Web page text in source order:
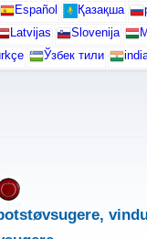
Español Қазақша
Latvijas Slovenija
Ўзбек тили